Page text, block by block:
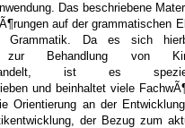
Das beschriebene
auf der grammatischen
Grammatik. Da es sich
zur Behandlung von
handelt, ist es
und beinhaltet viele
Orientierung an der
der Bezug zum